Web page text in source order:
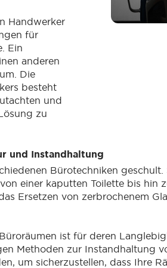
Handwerker
für
Ein
anderen
Die
besteht
und
zu
und Instandhaltung
Bürotechniken
einer kaputten Toilette bis hin
Ersetzen von zerbrochenem
ist für deren
Methoden zur Instandhaltung
um sicherzustellen, dass Ihre